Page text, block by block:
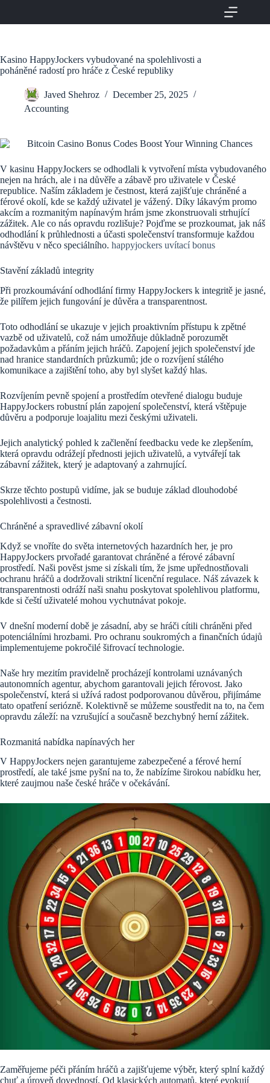
content
Kasino HappyJockers vybudované na spolehlivosti a
poháněné radostí pro hráče z České republiky
Javed Shehroz
December 25, 2025
Accounting
V kasinu HappyJockers se odhodlali k vytvoření místa vybudovaného
nejen na hrách, ale i na důvěře a zábavě pro uživatele v České
republice. Naším základem je čestnost, která zajišťuje chráněné a
férové okolí, kde se každý uživatel je vážený. Díky lákavým promo
akcím a rozmanitým napínavým hrám jsme zkonstruovali strhující
zážitek. Ale co nás opravdu rozlišuje? Pojďme se prozkoumat, jak náš
odhodlání k průhlednosti a účasti společenství transformuje každou
návštěvu v něco speciálního. happyjockers uvítací bonus
Stavění základů integrity
Při prozkoumávání odhodlání firmy HappyJockers k integritě je jasné,
že pilířem jejich fungování je důvěra a transparentnost.
Toto odhodlání se ukazuje v jejich proaktivním přístupu k zpětné
vazbě od uživatelů, což nám umožňuje důkladně porozumět
požadavkům a přáním jejich hráčů. Zapojení jejich společenství jde
nad hranice standardních průzkumů; jde o rozvíjení stálého
komunikace a zajištění toho, aby byl slyšet každý hlas.
Rozvíjením pevně spojení a prostředím otevřené dialogu buduje
HappyJockers robustní plán zapojení společenství, která vštěpuje
důvěru a podporuje loajalitu mezi českými uživateli.
Jejich analytický pohled k začlenění feedbacku vede ke zlepšením,
která opravdu odrážejí přednosti jejich uživatelů, a vytvářejí tak
zábavní zážitek, který je adaptovaný a zahrnující.
Skrze těchto postupů vidíme, jak se buduje základ dlouhodobé
spolehlivosti a čestnosti.
Chráněné a spravedlivé zábavní okolí
Když se vnoříte do světa internetových hazardních her, je pro
HappyJockers prvořadé garantovat chráněné a férové zábavní
prostředí. Naši pověst jsme si získali tím, že jsme upřednostňovali
ochranu hráčů a dodržovali striktní licenční regulace. Náš závazek k
transparentnosti odráží naši snahu poskytovat spolehlivou platformu,
kde si čeští uživatelé mohou vychutnávat pokoje.
V dnešní moderní době je zásadní, aby se hráči cítili chráněni před
potenciálními hrozbami. Pro ochranu soukromých a finančních údajů
implementujeme pokročilé šifrovací technologie.
Naše hry mezitím pravidelně procházejí kontrolami uznávaných
autonomních agentur, abychom garantovali jejich férovost. Jako
společenství, která si užívá radost podporovanou důvěrou, přijímáme
tato opatření seriózně. Kolektivně se můžeme soustředit na to, na čem
opravdu záleží: na vzrušující a současně bezchybný herní zážitek.
Rozmanitá nabídka napínavých her
V HappyJockers nejen garantujeme zabezpečené a férové herní
prostředí, ale také jsme pyšní na to, že nabízíme širokou nabídku her,
které zaujmou naše české hráče v očekávání.
Zaměřujeme péči přáním hráčů a zajišťujeme výběr, který splní každý
chuť a úroveň dovedností. Od klasických automatů, které evokují